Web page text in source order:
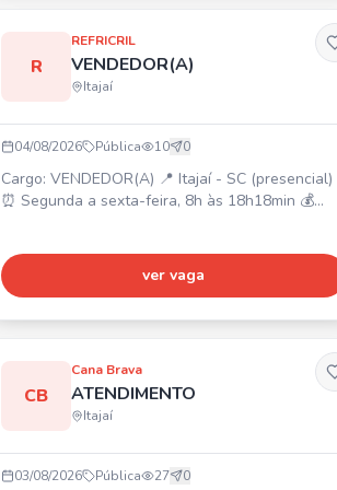
R
REFRICRIL
VENDEDOR(A)
Itajaí
04/08/2026 Pública 10 0
Cargo: VENDEDOR(A) 📍 Itajaí - SC (presencial)
⏰ Segunda a sexta-feira, 8h às 18h18min 💰
odontológico, convênio farmácia, seguro de
Gympass, refeitório no local, descontos em
ver vaga
CB
Cana Brava
ATENDIMENTO
Itajaí
03/08/2026 Pública 27 0